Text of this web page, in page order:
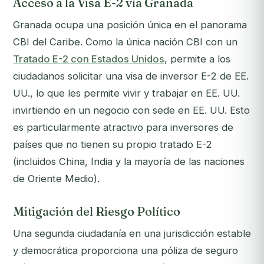
Granada ocupa una posición única en el panorama
CBI del Caribe. Como la única nación CBI con un
Tratado E-2 con Estados Unidos, permite a los
ciudadanos solicitar una visa de inversor E-2 de EE.
UU., lo que les permite vivir y trabajar en EE. UU.
invirtiendo en un negocio con sede en EE. UU. Esto
es particularmente atractivo para inversores de
países que no tienen su propio tratado E-2
(incluidos China, India y la mayoría de las naciones
de Oriente Medio).
Mitigación del Riesgo Político
Una segunda ciudadanía en una jurisdicción estable
y democrática proporciona una póliza de seguro